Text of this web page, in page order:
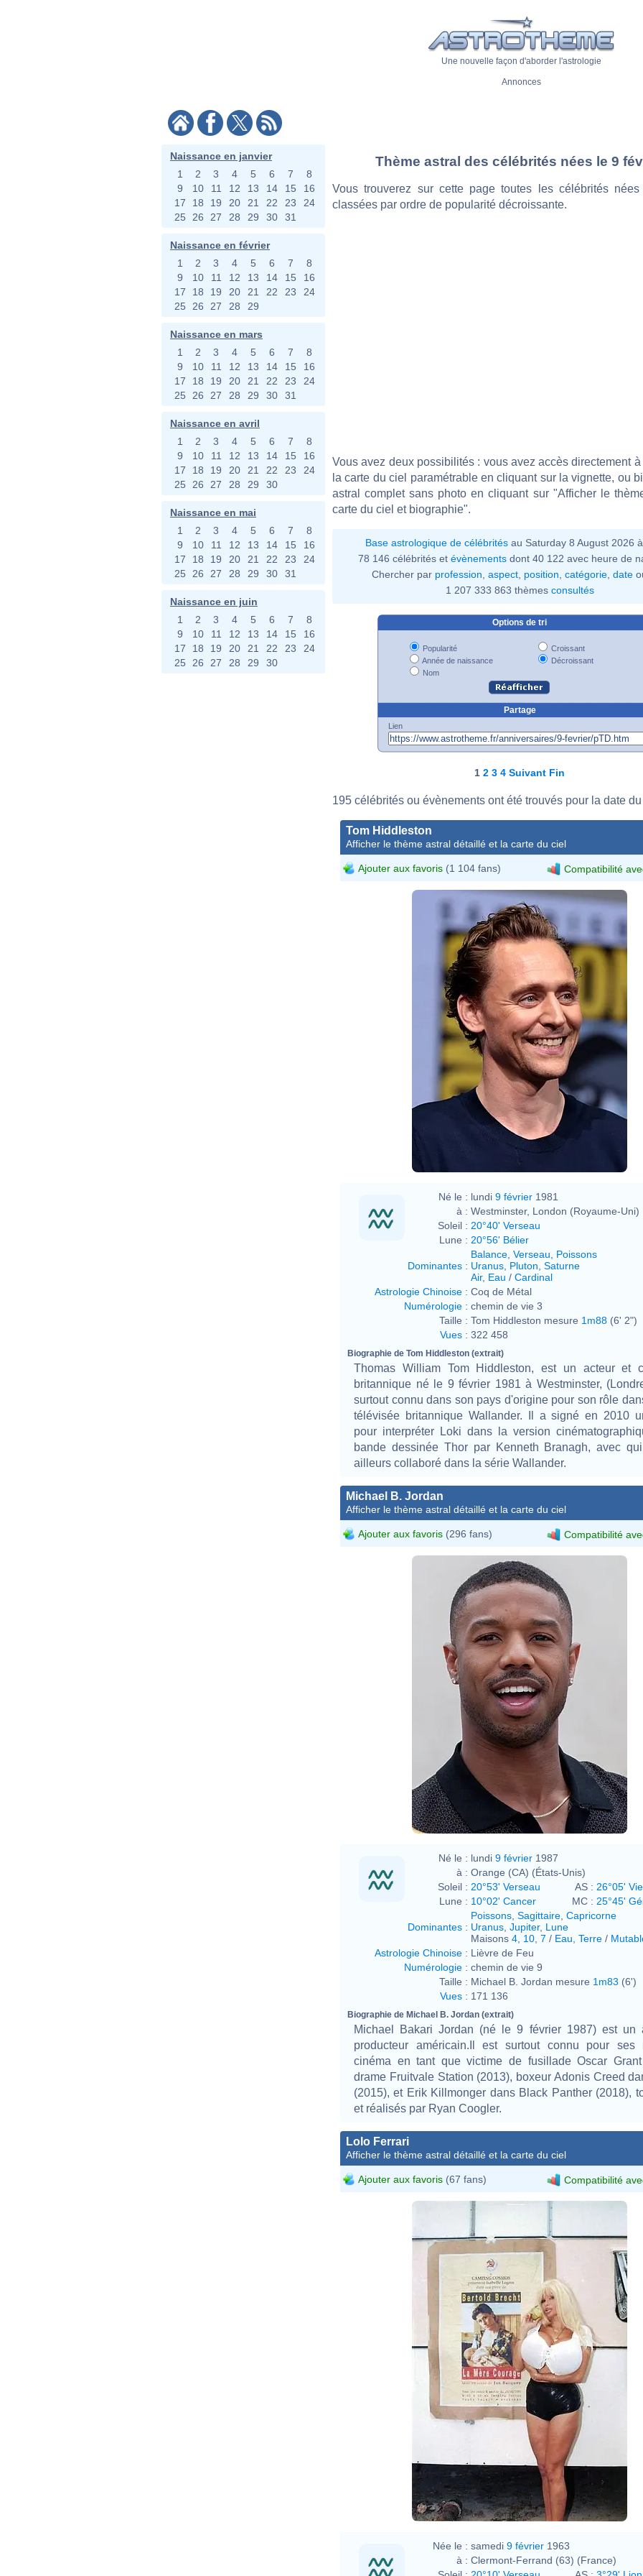
Une nouvelle façon d'aborder l'astrologie
Annonces
Naissance en janvier
1
2 3 4 5 6 7
8
9
10 11 12 13 14 15
16
17
18 19 20 21 22 23
24
25
26 27 28 29 30 31
Naissance en février
1
2 3 4 5 6 7
8
9
10 11 12 13 14 15
16
17
18 19 20 21 22 23
24
25
26 27 28 29
Naissance en mars
1
2 3 4 5 6 7
8
9
10 11 12 13 14 15
16
17
18 19 20 21 22 23
24
25
26 27 28 29 30 31
Naissance en avril
1
2 3 4 5 6 7
8
9
10 11 12 13 14 15
16
17
18 19 20 21 22 23
24
25
26 27 28 29 30
Naissance en mai
1
2 3 4 5 6 7
8
9
10 11 12 13 14 15
16
17
18 19 20 21 22 23
24
25
26 27 28 29 30 31
Naissance en juin
1
2 3 4 5 6 7
8
9
10 11 12 13 14 15
16
17
18 19 20 21 22 23
24
25
26 27 28 29 30
Thème astral des célébrités nées le 9
Vous trouverez sur cette page toutes les célébrités
classées par ordre de popularité décroissante.
Vous avez deux possibilités : vous avez accès directement
la carte du ciel paramétrable en cliquant sur la vignette, ou
astral complet sans photo en cliquant sur "Afficher le
carte du ciel et biographie".
Base astrologique de célébritésau Saturday 8 August 2026
78 146 célébrités et évènements dont 40 122 avec heure de
Chercher par profession aspect position catégorie date
1 207 333 863 thèmes consultés
Options de tri
Popularité
Année de naissance
Nom
Croissant
Décroissant
Partage
Lien
1 2 3 4 Suivant Fin
195 célébrités ou évènements ont été trouvés pour la date du
Tom Hiddleston
Afficher le thème astral détaillé et la carte du ciel
Ajouter aux favoris (1 104 fans) Compatibilité
Né le : lundi 9 février 1981
à : Westminster, London (Royaume-Uni)
Soleil : 20°40' Verseau
Lune : 20°56' Bélier
Dominantes :
Balance Verseau
Poissons
Uranus Pluton Saturne
Air, Eau / Cardinal
Astrologie Chinoise : Coq de Métal
Numérologie : chemin de vie 3
Taille : Tom Hiddleston mesure 1m88 (6' 2")
Vues : 322 458
Biographie de Tom Hiddleston (extrait)
Thomas William Tom Hiddleston, est un acteur et
britannique né le 9 février 1981 à Westminster,
surtout connu dans son pays d'origine pour son rôle
télévisée britannique Wallander. Il a signé en 2010
pour interpréter Loki dans la version
bande dessinée Thor par Kenneth Branagh, avec
ailleurs collaboré dans la série Wallander.
Michael B. Jordan
Afficher le thème astral détaillé et la carte du ciel
Ajouter aux favoris (296 fans) Compatibilité
Né le : lundi 9 février 1987
à : Orange (CA) (États-Unis)
Soleil : 20°53' Verseau AS : 26°05'
Lune : 10°02' Cancer MC : 25°45'
Dominantes :
Poissons Sagittaire Capricorne
Uranus Jupiter, Lune
Maisons 4 10 7 / Eau Terre /
Astrologie Chinoise : Lièvre de Feu
Numérologie : chemin de vie 9
Taille : Michael B. Jordan mesure 1m83 (6')
Vues : 171 136
Biographie de Michael B. Jordan (extrait)
Michael Bakari Jordan (né le 9 février 1987) est un
producteur américain.Il est surtout connu pour ses
cinéma en tant que victime de fusillade Oscar
drame Fruitvale Station (2013), boxeur Adonis Creed
(2015), et Erik Killmonger dans Black Panther (2018),
et réalisés par Ryan Coogler.
Lolo Ferrari
Afficher le thème astral détaillé et la carte du ciel
Ajouter aux favoris (67 fans) Compatibilité
Née le : samedi 9 février 1963
à : Clermont-Ferrand (63) (France)